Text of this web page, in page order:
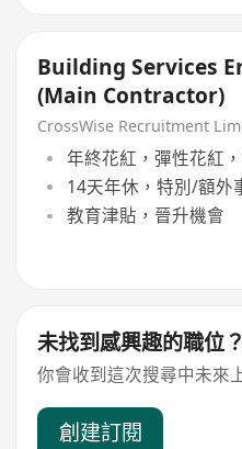
Building Services
(Main Contractor)
CrossWise Recruitment
年終花紅，彈性花紅
14天年休，特別/額外
教育津貼，晉升機會
未找到感興趣的職位？
你會收到這次搜尋中未來
創建訂閱